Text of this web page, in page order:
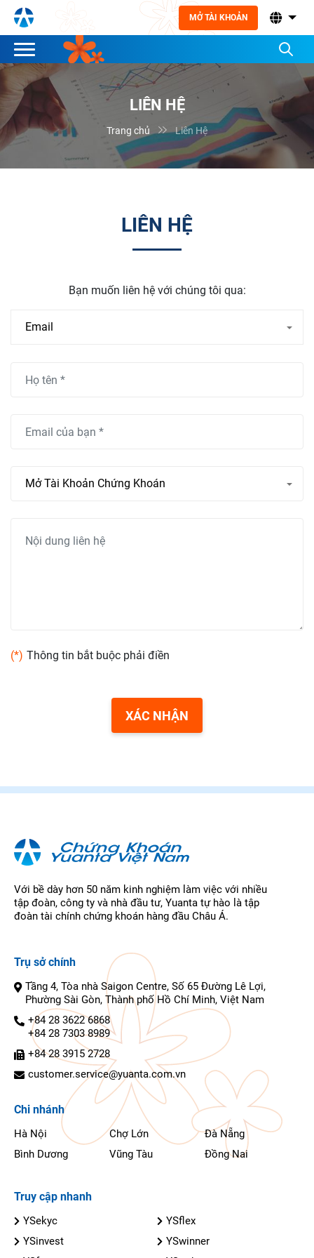
MỞ TÀI KHOẢN
LIÊN HỆ
Trang chủ  Liên Hệ
LIÊN HỆ
Bạn muốn liên hệ với chúng tôi qua:
(*) Thông tin bắt buộc phải điền
XÁC NHẬN
Với bề dày hơn 50 năm kinh nghiệm làm việc với nhiều
tập đoàn, công ty và nhà đầu tư, Yuanta tự hào là tập
đoàn tài chính chứng khoán hàng đầu Châu Á.
Trụ sở chính
Tầng 4, Tòa nhà Saigon Centre, Số 65 Đường Lê Lợi,
Phường Sài Gòn, Thành phố Hồ Chí Minh, Việt Nam
+84 28 3622 6868
+84 28 7303 8989
+84 28 3915 2728
customer.service@yuanta.com.vn
Chi nhánh
Hà Nội Chợ Lớn
Đà Nẵng
Bình Dương
Vũng Tàu Đồng Nai
Truy cập nhanh
YSekyc
YSflex
YSinvest
YSwinner